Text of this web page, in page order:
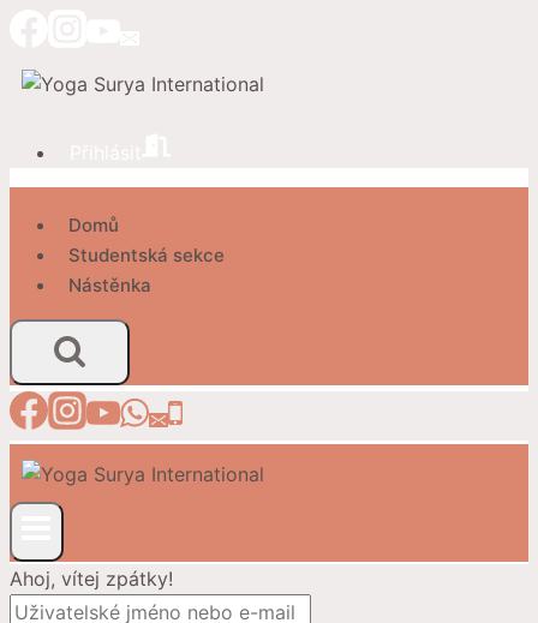
obsah
Domů
Studentská sekce
Nástěnka
Ahoj, vítej zpátky!